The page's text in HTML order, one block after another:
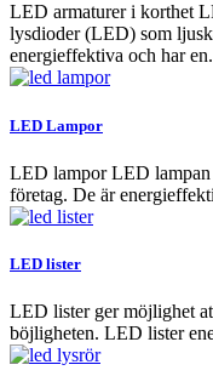
LED armaturer i korthet
lysdioder (LED) som
energieffektiva och har
LED Lampor
LED lampor LED lampan
företag. De är
LED lister
LED lister ger möjlighet
böjligheten. LED lister